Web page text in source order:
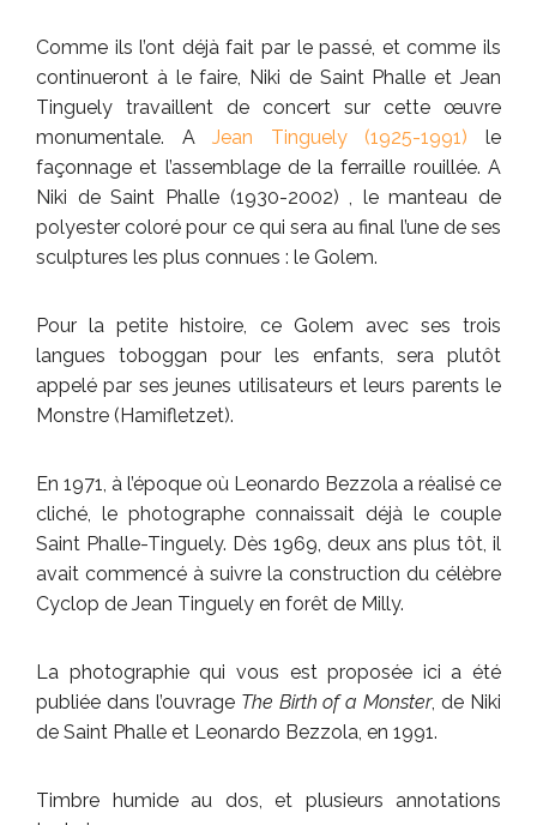
Comme ils l’ont déjà fait par le passé, et comme ils
continueront à le faire, Niki de Saint Phalle et Jean
Tinguely travaillent de concert sur cette œuvre
monumentale. AJean Tinguely (1925-1991) le
façonnage et l’assemblage de la ferraille rouillée. A
Niki de Saint Phalle (1930-2002) , le manteau de
polyester coloré pour ce qui sera au final l’une de ses
sculptures les plus connues : le Golem.
Pour la petite histoire, ce Golem avec ses trois
langues toboggan pour les enfants, sera plutôt
appelé par ses jeunes utilisateurs et leurs parents le
Monstre (Hamifletzet).
En 1971, à l’époque où Leonardo Bezzola a réalisé ce
cliché, le photographe connaissait déjà le couple
Saint Phalle-Tinguely. Dès 1969, deux ans plus tôt, il
avait commencé à suivre la construction du célèbre
Cyclop de Jean Tinguely en forêt de Milly.
La photographie qui vous est proposée ici a été
publiée dans l’ouvrage The Birth of a Monster, de Niki
de Saint Phalle et Leonardo Bezzola, en 1991.
Timbre humide au dos, et plusieurs annotations